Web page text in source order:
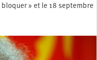
» et le 18 septembre